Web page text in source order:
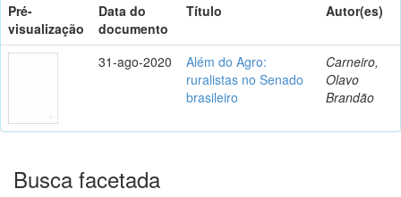
Pré-
visualização
Data do
documento
Título Autor(es)
31-ago-2020
Além do Agro:
ruralistas no Senado
brasileiro
Carneiro,
Olavo
Brandão
Busca facetada